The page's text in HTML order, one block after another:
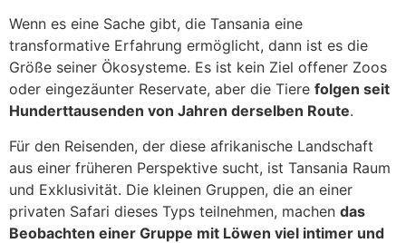
Wenn es eine Sache gibt, die Tansania eine
transformative Erfahrung ermöglicht, dann ist es die
Größe seiner Ökosysteme. Es ist kein Ziel offener Zoos
oder eingezäunter Reservate, aber die Tiere folgen seit
Hunderttausenden von Jahren derselben Route.
Für den Reisenden, der diese afrikanische Landschaft
aus einer früheren Perspektive sucht, ist Tansania Raum
und Exklusivität. Die kleinen Gruppen, die an einer
privaten Safari dieses Typs teilnehmen, machen das
Beobachten einer Gruppe mit Löwen viel intimer und